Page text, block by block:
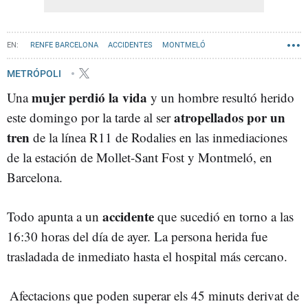
RENFE BARCELONA ACCIDENTES MONTMELÓ
METRÓPOLI
Unamujer perdió la vida y un hombre resultó herido
este domingo por la tarde al seratropellados por un
tren de la línea R11 de Rodalies en las inmediaciones
de la estación de Mollet-Sant Fost y Montmeló, en
Barcelona.
Todo apunta a un accidente que sucedió en torno a las
16:30 horas del día de ayer. La persona herida fue
trasladada de inmediato hasta el hospital más cercano.
Afectacions que poden superar els 45 minuts derivat de